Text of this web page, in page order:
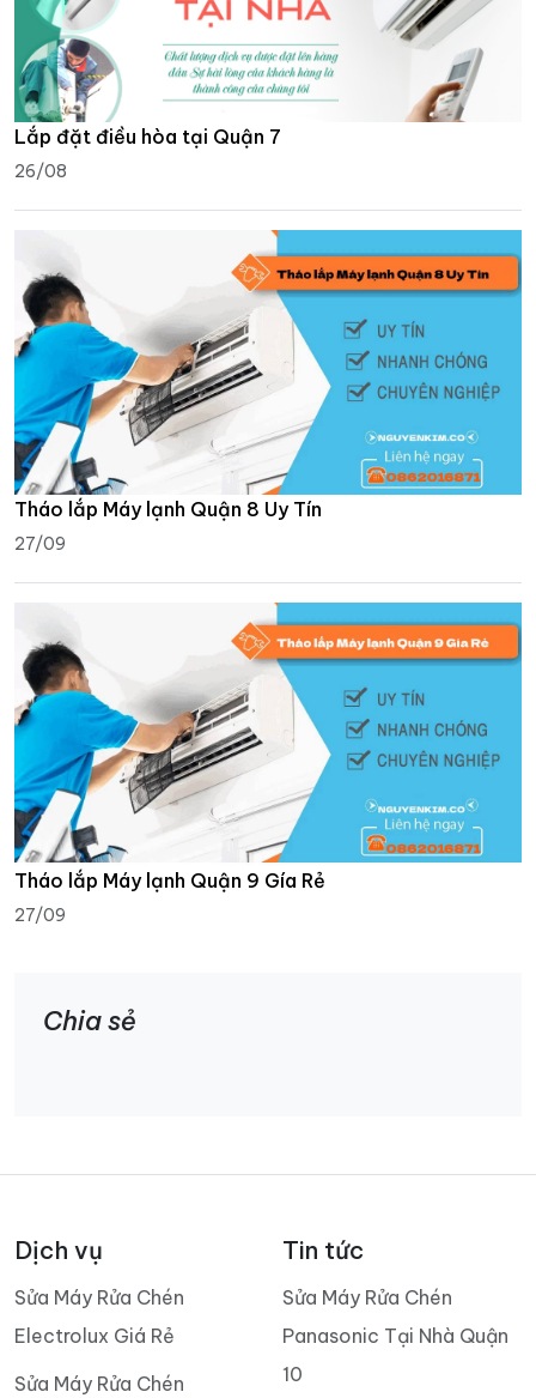
Lắp đặt điều hòa tại Quận 7
26/08
Tháo lắp Máy lạnh Quận 8 Uy Tín
27/09
Tháo lắp Máy lạnh Quận 9 Gía Rẻ
27/09
Chia sẻ
Dịch vụ
Sửa Máy Rửa Chén
Electrolux Giá Rẻ
Sửa Máy Rửa Chén
Tin tức
Sửa Máy Rửa Chén
Panasonic Tại Nhà Quận
10